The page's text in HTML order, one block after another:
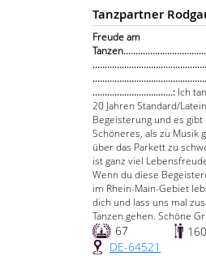
Tanzpartner
Freude am
.................................: Ich
20 Jahren Standard/
Begeisterung und es gibt
Schöneres, als zu Musik
über das Parkett zu
ist ganz viel
Wenn du diese
im Rhein-Main-Gebiet
dich und lass uns mal
Tanzen gehen. Schöne
67
160
DE-64521